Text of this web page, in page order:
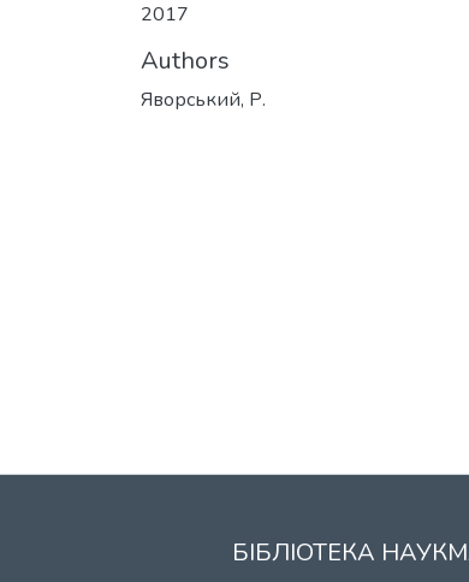
2017
Authors
Яворський, Р.
БІБЛІОТЕКА